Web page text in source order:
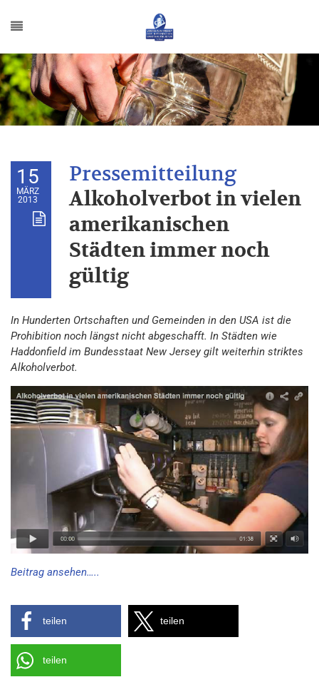
15
MÄRZ
2013
Alkoholverbot in vielen
amerikanischen
Städten immer noch
gültig
In Hunderten Ortschaften und Gemeinden in den USA ist die
Prohibition noch längst nicht abgeschafft. In Städten wie
Haddonfield im Bundesstaat New Jersey gilt weiterhin striktes
Alkoholverbot.
Beitrag ansehen…..
teilen teilen
teilen